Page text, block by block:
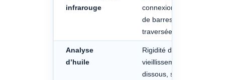
infrarouge
connexions, câbles, jeux
de barres, départs,
traversées et TGBT
Analyse
d’huile
Rigidité diélectrique, eau,
vieillissement, gaz
dissous, signes de défaut